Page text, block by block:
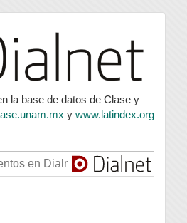
la base de datos de Clase y
y www.latindex.org